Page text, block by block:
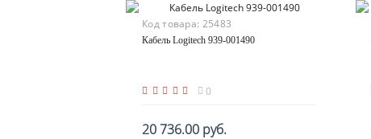
Код товара: 25483
Кабель Logitech 939-001490
0
20 736.00 руб.